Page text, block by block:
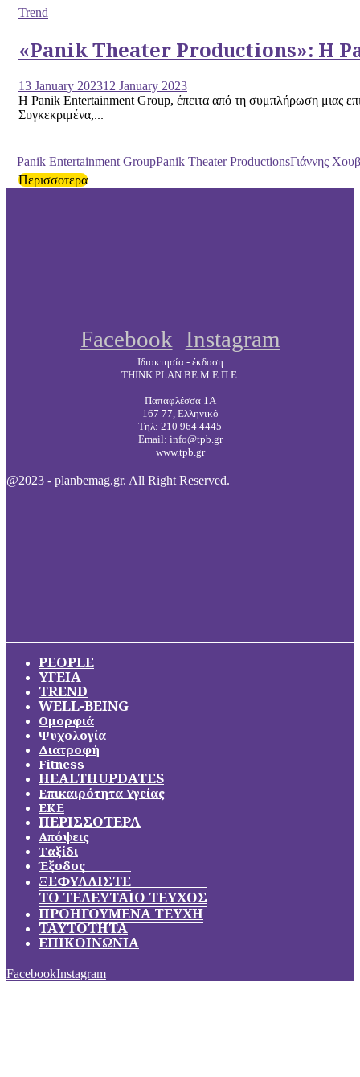
Trend
«Panik Theater Productions»: Η
13 January 202312 January 2023
Η Panik Entertainment Group, έπειτα από τη συμπλήρωση μιας
Συγκεκριμένα,...
Panik Entertainment GroupPanik Theater ProductionsΓιάννης
Περισσοτερα
Facebook Instagram
Ιδιοκτησία - έκδοση
THINK PLAN BE Μ.Ε.Π.Ε.
Παπαφλέσσα 1Α
167 77, Ελληνικό
Τηλ: 210 964 4445
Email: info@tpb.gr
www.tpb.gr
@2023 - planbemag.gr. All Right Reserved.
PEOPLE
ΥΓΕΙΑ
TREND
WELL-BEING
Ομορφιά
Ψυχολογία
Διατροφή
Fitness
HEALTHUPDATES
Επικαιρότητα Υγείας
ΕΚΕ
ΠΕΡΙΣΣΟΤΕΡΑ
Απόψεις
Ταξίδι
Έξοδος
ΞΕΦΥΛΛΙΣΤΕ
ΤΟ ΤΕΛΕΥΤΑΙΟ ΤΕΥΧΟΣ
ΠΡΟΗΓΟΥΜΕΝΑ ΤΕΥΧΗ
ΤΑΥΤΟΤΗΤΑ
ΕΠΙΚΟΙΝΩΝΙΑ
FacebookInstagram